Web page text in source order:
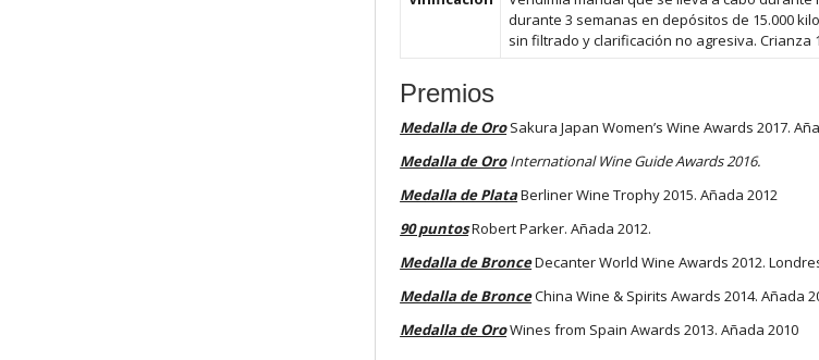
durante 3 semanas en depósitos de 15.000
sin filtrado y clarificación no agresiva.
Premios
Medalla de OroSakura Japan Women’s Wine Awards 2017.
Medalla de Oro International Wine Guide Awards 2016.
Medalla de PlataBerliner Wine Trophy 2015. Añada 2012
90 puntosRobert Parker. Añada 2012.
Medalla de BronceDecanter World Wine Awards 2012.
Medalla de BronceChina Wine & Spirits Awards 2014. Añada
Medalla de OroWines from Spain Awards 2013. Añada 2010